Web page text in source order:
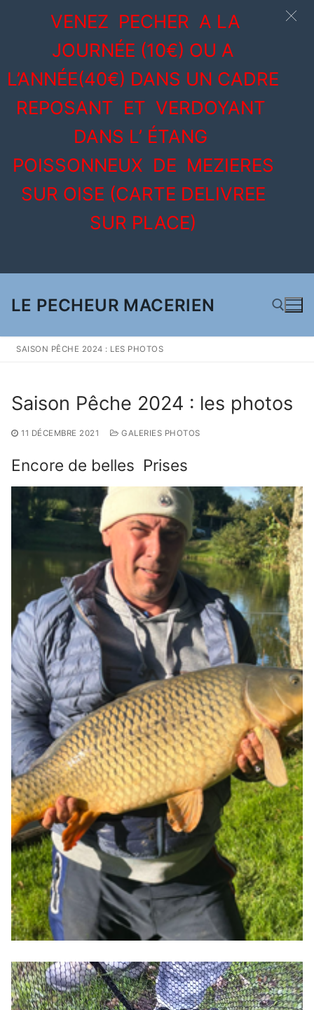
VENEZ PECHER A LA
JOURNÉE (10€) OU A
L’ANNÉE(40€) DANS UN CADRE
REPOSANT ET VERDOYANT
DANS L’ ÉTANG
POISSONNEUX DE MEZIERES
SUR OISE (CARTE DELIVREE
SUR PLACE)
LE PECHEUR MACERIEN
SAISON PÊCHE 2024 : LES PHOTOS
Saison Pêche 2024 : les photos
11 DÉCEMBRE 2021 GALERIES PHOTOS
Encore de belles Prises